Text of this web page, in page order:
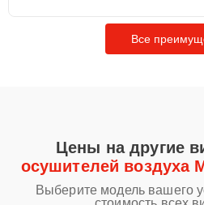
Все
Цены на другие
осушителей воздуха
Выберите модель вашего